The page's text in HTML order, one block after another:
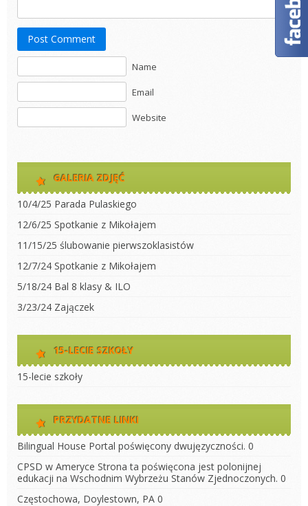
Post Comment
Name
Email
Website
GALERIA ZDJĘĆ
10/4/25 Parada Pulaskiego
12/6/25 Spotkanie z Mikołajem
11/15/25 ślubowanie pierwszoklasistów
12/7/24 Spotkanie z Mikołajem
5/18/24 Bal 8 klasy & ILO
3/23/24 Zajączek
15-LECIE SZKOŁY
15-lecie szkoły
PRZYDATNE LINKI
Bilingual House Portal poświęcony dwujęzyczności. 0
CPSD w Ameryce Strona ta poświęcona jest polonijnej
edukacji na Wschodnim Wybrzeżu Stanów Zjednoczonych. 0
Częstochowa, Doylestown, PA 0